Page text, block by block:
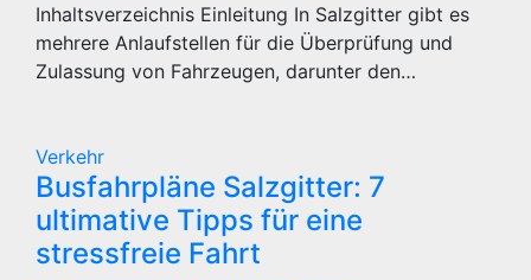
Inhaltsverzeichnis Einleitung In Salzgitter gibt es
mehrere Anlaufstellen für die Überprüfung und
Zulassung von Fahrzeugen, darunter den…
Verkehr
Busfahrpläne Salzgitter: 7
ultimative Tipps für eine
stressfreie Fahrt